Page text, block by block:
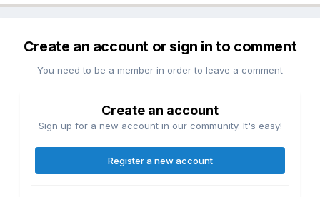
Create an account or sign in to comment
You need to be a member in order to leave a comment
Create an account
Sign up for a new account in our community. It's easy!
Register a new account